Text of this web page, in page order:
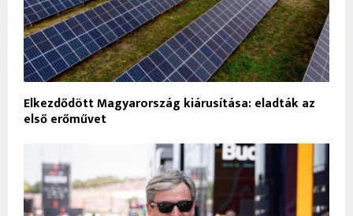
Elkezdődött Magyarország kiárusítása: eladták az
első erőművet